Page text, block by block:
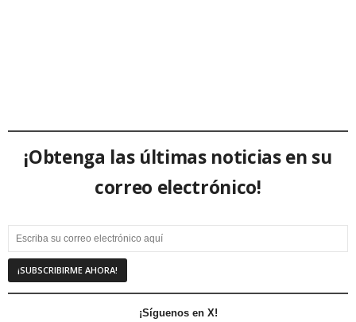
¡Obtenga las últimas noticias en su
correo electrónico!
¡Síguenos en X!